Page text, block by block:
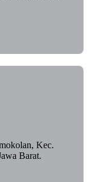
Kec.
Barat.